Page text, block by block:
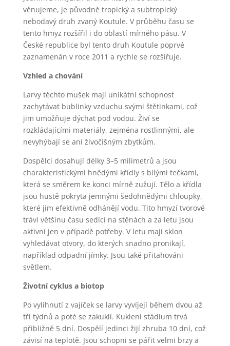
věnujeme, je původně tropický a subtropický
nebodavý druh zvaný Koutule. V průběhu času se
tento hmyz rozšířil i do oblastí mírného pásu. V
České republice byl tento druh Koutule poprvé
zaznamenán v roce 2011 a rychle se rozšiřuje.
Vzhled a chování
Larvy těchto mušek mají unikátní schopnost
zachytávat bublinky vzduchu svými štětinkami, což
jim umožňuje dýchat pod vodou. Živí se
rozkládajícími materiály, zejména rostlinnými, ale
nevyhýbají se ani živočišným zbytkům.
Dospělci dosahují délky 3–5 milimetrů a jsou
charakteristickými hnědými křídly s bílými tečkami,
která se směrem ke konci mírně zužují. Tělo a křídla
jsou hustě pokryta jemnými šedohnědými chloupky,
které jim efektivně odhánějí vodu. Tito hmyzí tvorové
tráví většinu času sedící na stěnách a za letu jsou
aktivní jen v případě potřeby. V letu mají sklon
vyhledávat otvory, do kterých snadno pronikají,
například odpadní jímky. Jsou také přitahováni
světlem.
Životní cyklus a biotop
Po vylíhnutí z vajíček se larvy vyvíjejí během dvou až
tří týdnů a poté se zakuklí. Kuklení stádium trvá
přibližně 5 dní. Dospělí jedinci žijí zhruba 10 dní, což
závisí na teplotě. Jsou schopni se pářit velmi brzy a